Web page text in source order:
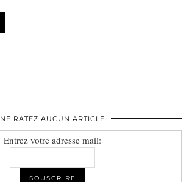
NE RATEZ AUCUN ARTICLE
Entrez votre adresse mail: